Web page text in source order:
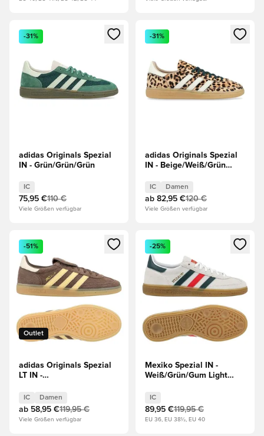
Öffnet ein neues Fenster zum Anmelden oder Registrieren
-31%
adidas Originals Spezial
IN - Grün/Grün/Grün
IC
75,95 €110 €
Viele Größen verfügbar
Öffnet ein neues Fenster
-31%
adidas Originals Spezial
IN - Beige/Weiß/Grün
IC Damen
ab 82,95 €120 €
Viele Größen verfügbar
Öffnet ein neues Fenster zum Anmelden oder Registrieren
Outlet
-51%
adidas Originals Spezial
LT IN -
Damen
IC Damen
ab 58,95 €119,95 €
Viele Größen verfügbar
Öffnet ein neues Fenster
-25%
Mexiko Spezial IN -
Weiß/Grün/Gum Light
IC
89,95 €119,95 €
EU 36, EU 38½, EU 40